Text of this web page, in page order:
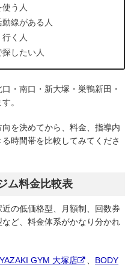
う人
線がある人
く人
したい人
・南口・新大塚・巣鴨新田・
。
を決めてから、料金、指導内
時間帯を比較してみてくださ
ム料金比較表
の低価格型、月額制、回数券
ど、料金体系がかなり分かれ
GYM 大塚店
BODY